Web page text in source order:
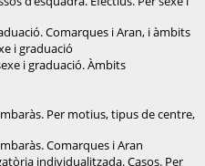
Comarques i Aran, i àmbits
i graduació
i graduació. Àmbits
Per motius, tipus de centre,
Comarques i Aran
individualitzada. Casos. Per